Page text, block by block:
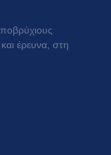
έρευνα, στη